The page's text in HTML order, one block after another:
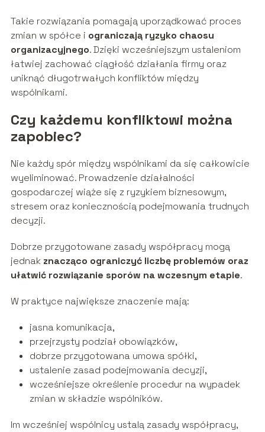
Takie rozwiązania pomagają uporządkować proces
zmian w spółce i ograniczają ryzyko chaosu
organizacyjnego. Dzięki wcześniejszym ustaleniom
łatwiej zachować ciągłość działania firmy oraz
uniknąć długotrwałych konfliktów między
wspólnikami.
Czy każdemu konfliktowi można
zapobiec?
Nie każdy spór między wspólnikami da się całkowicie
wyeliminować. Prowadzenie działalności
gospodarczej wiąże się z ryzykiem biznesowym,
stresem oraz koniecznością podejmowania trudnych
decyzji.
Dobrze przygotowane zasady współpracy mogą
jednak znacząco ograniczyć liczbę problemów oraz
ułatwić rozwiązanie sporów na wczesnym etapie.
W praktyce największe znaczenie mają:
jasna komunikacja,
przejrzysty podział obowiązków,
dobrze przygotowana umowa spółki,
ustalenie zasad podejmowania decyzji,
wcześniejsze określenie procedur na wypadek
zmian w składzie wspólników.
Im wcześniej wspólnicy ustalą zasady współpracy,